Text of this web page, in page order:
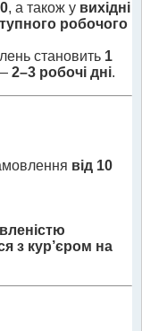
, а також у вихідні
робочого
становить 1
2–3 робочі дні.
від 10
з кур’єром на